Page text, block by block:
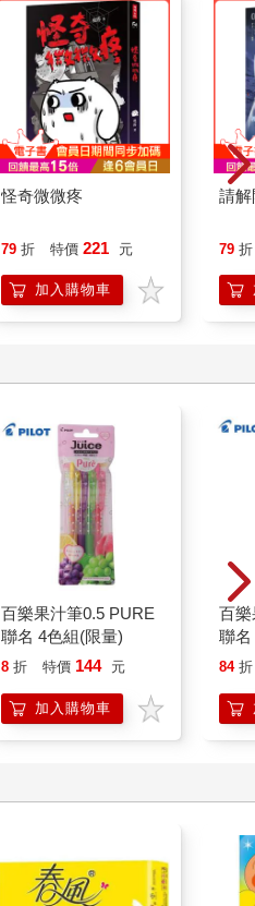
怪奇微微疼
79 折 特價 221 元
加入購物車
請解
79 折
百樂果汁筆0.5 PURE
聯名 4色組(限量)
8 折 特價 144 元
加入購物車
百
聯
84 折